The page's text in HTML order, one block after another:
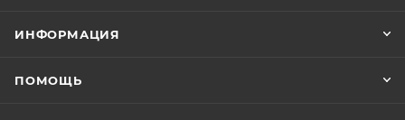
ИНФОРМАЦИЯ
ПОМОЩЬ